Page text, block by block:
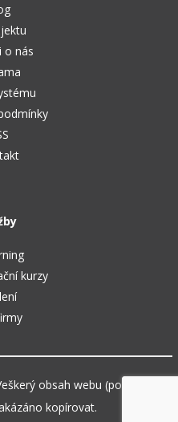
o nás
kurzy
obsah webu (pokud není
kopírovat.